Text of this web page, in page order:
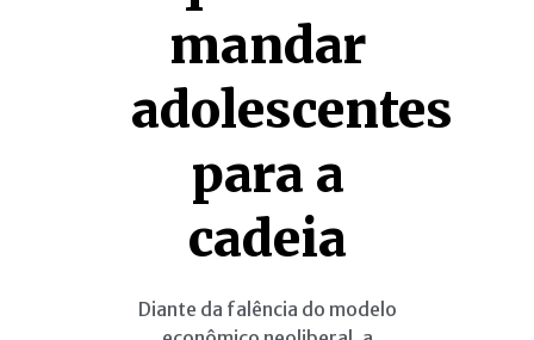
mandar
adolescentes
para a
cadeia
Diante da falência do modelo